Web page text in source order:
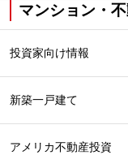
マンション・
投資家向け情報
新築一戸建て
アメリカ不動産投資